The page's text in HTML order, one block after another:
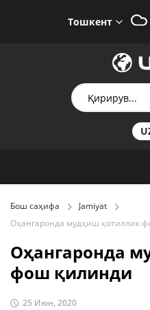
Тошкент
Бош саҳифа
Jamiyat
Оҳангаронда мудҳиш қотиллик
Оҳангаронда
фош қилинди
25 Июн, 2020